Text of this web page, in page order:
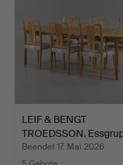
LEIF & BENGT
TROEDSSON.
"Rimbo" …
Beendet 17. Mai 2026